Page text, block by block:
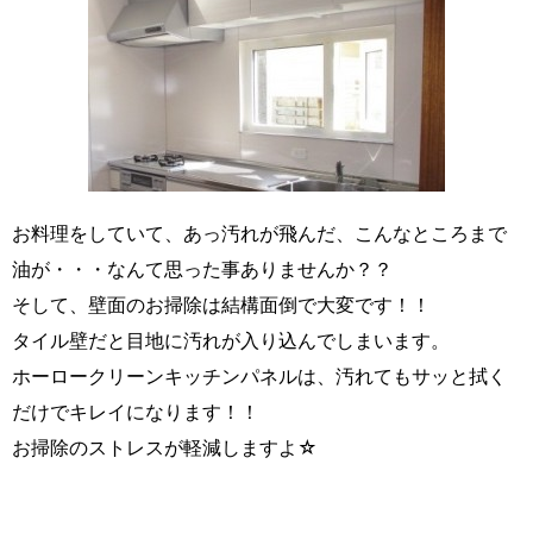
お料理をしていて、あっ汚れが飛んだ、こんなところまで
油が・・・なんて思った事ありませんか？？
そして、壁面のお掃除は結構面倒で大変です！！
タイル壁だと目地に汚れが入り込んでしまいます。
ホーロークリーンキッチンパネルは、汚れてもサッと拭く
だけでキレイになります！！
お掃除のストレスが軽減しますよ☆